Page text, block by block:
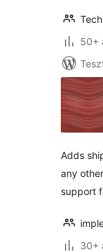
50+
Adds
any
support
30+